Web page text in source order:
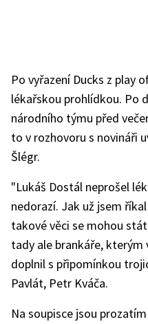
Po vyřazení Ducks z play
lékařskou prohlídkou. Po
národního týmu před
to v rozhovoru s novináři
Šlégr.
"Lukáš Dostál neprošel
nedorazí. Jak už jsem
takové věci se mohou
tady ale brankáře, kterým
doplnil s připomínkou
Pavlát, Petr Kváča.
Na soupisce jsou